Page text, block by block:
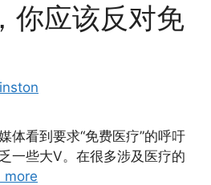
你应该反对免
体看到要求“免费医疗”的呼吁
一些大V。在很多涉及医疗的
more